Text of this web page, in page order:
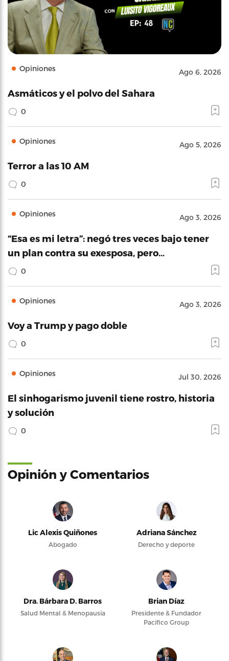
Opiniones Ago 6, 2026
Asmáticos y el polvo del Sahara
0
Opiniones Ago 5, 2026
Terror a las 10 AM
0
Opiniones Ago 3, 2026
“Esa es mi letra”: negó tres veces bajo tener
un plan contra su exesposa, pero…
0
Opiniones Ago 3, 2026
Voy a Trump y pago doble
0
Opiniones Jul 30, 2026
El sinhogarismo juvenil tiene rostro, historia
y solución
0
Opinión y Comentarios
Lic Alexis Quiñones
Abogado
Adriana Sánchez
Derecho y deporte
Dra. Bárbara D. Barros
Salud Mental & Menopausia
Brian Díaz
Presidente & Fundador
Pacifico Group